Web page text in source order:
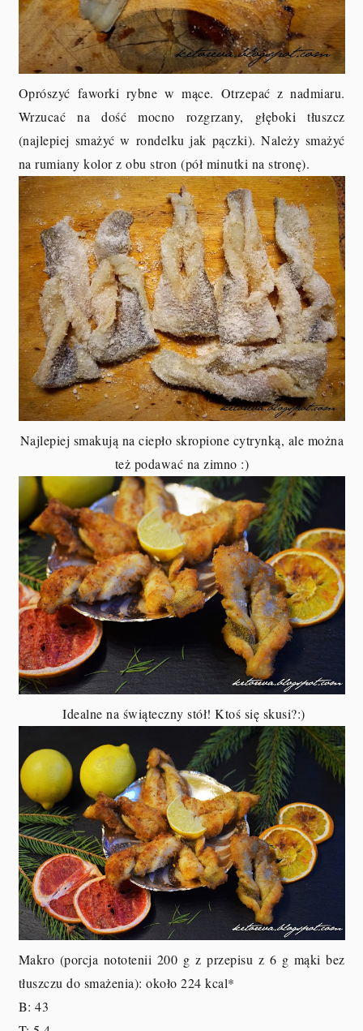
Oprószyć faworki rybne w mące. Otrzepać z nadmiaru.
Wrzucać na dość mocno rozgrzany, głęboki tłuszcz
(najlepiej smażyć w rondelku jak pączki). Należy smażyć
na rumiany kolor z obu stron (pół minutki na stronę).
Najlepiej smakują na ciepło skropione cytrynką, ale można
też podawać na zimno :)
Idealne na świąteczny stół! Ktoś się skusi?:)
Makro (porcja nototenii 200 g z przepisu z 6 g mąki bez
tłuszczu do smażenia): około 224 kcal*
B: 43